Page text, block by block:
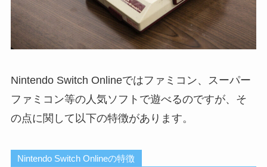
Nintendo Switch Onlineではファミコン、スーパー
ファミコン等の人気ソフトで遊べるのですが、そ
の点に関して以下の特徴があります。
Nintendo Switch Onlineの特徴